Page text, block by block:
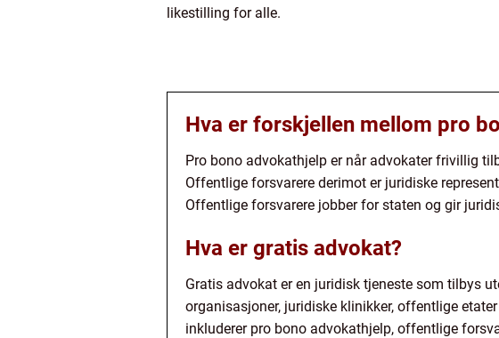
likestilling for alle.
Hva er forskjellen mellom pro
Pro bono advokathjelp er når advokater frivillig
Offentlige forsvarere derimot er juridiske
Offentlige forsvarere jobber for staten og gir
Hva er gratis advokat?
Gratis advokat er en juridisk tjeneste som tilbys
organisasjoner, juridiske klinikker, offentlige
inkluderer pro bono advokathjelp, offentlige